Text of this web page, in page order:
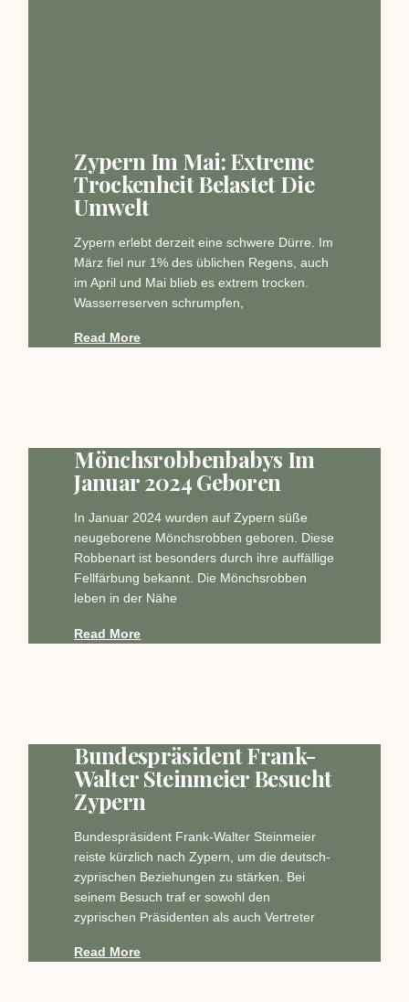
Zypern Im Mai: Extreme
Trockenheit Belastet Die
Umwelt
Zypern erlebt derzeit eine schwere Dürre. Im
März fiel nur 1% des üblichen Regens, auch
im April und Mai blieb es extrem trocken.
Wasserreserven schrumpfen,
Read More
Mönchsrobbenbabys Im
Januar 2024 Geboren
In Januar 2024 wurden auf Zypern süße
neugeborene Mönchsrobben geboren. Diese
Robbenart ist besonders durch ihre auffällige
Fellfärbung bekannt. Die Mönchsrobben
leben in der Nähe
Read More
Bundespräsident Frank-
Walter Steinmeier Besucht
Zypern
Bundespräsident Frank-Walter Steinmeier
reiste kürzlich nach Zypern, um die deutsch-
zyprischen Beziehungen zu stärken. Bei
seinem Besuch traf er sowohl den
zyprischen Präsidenten als auch Vertreter
Read More